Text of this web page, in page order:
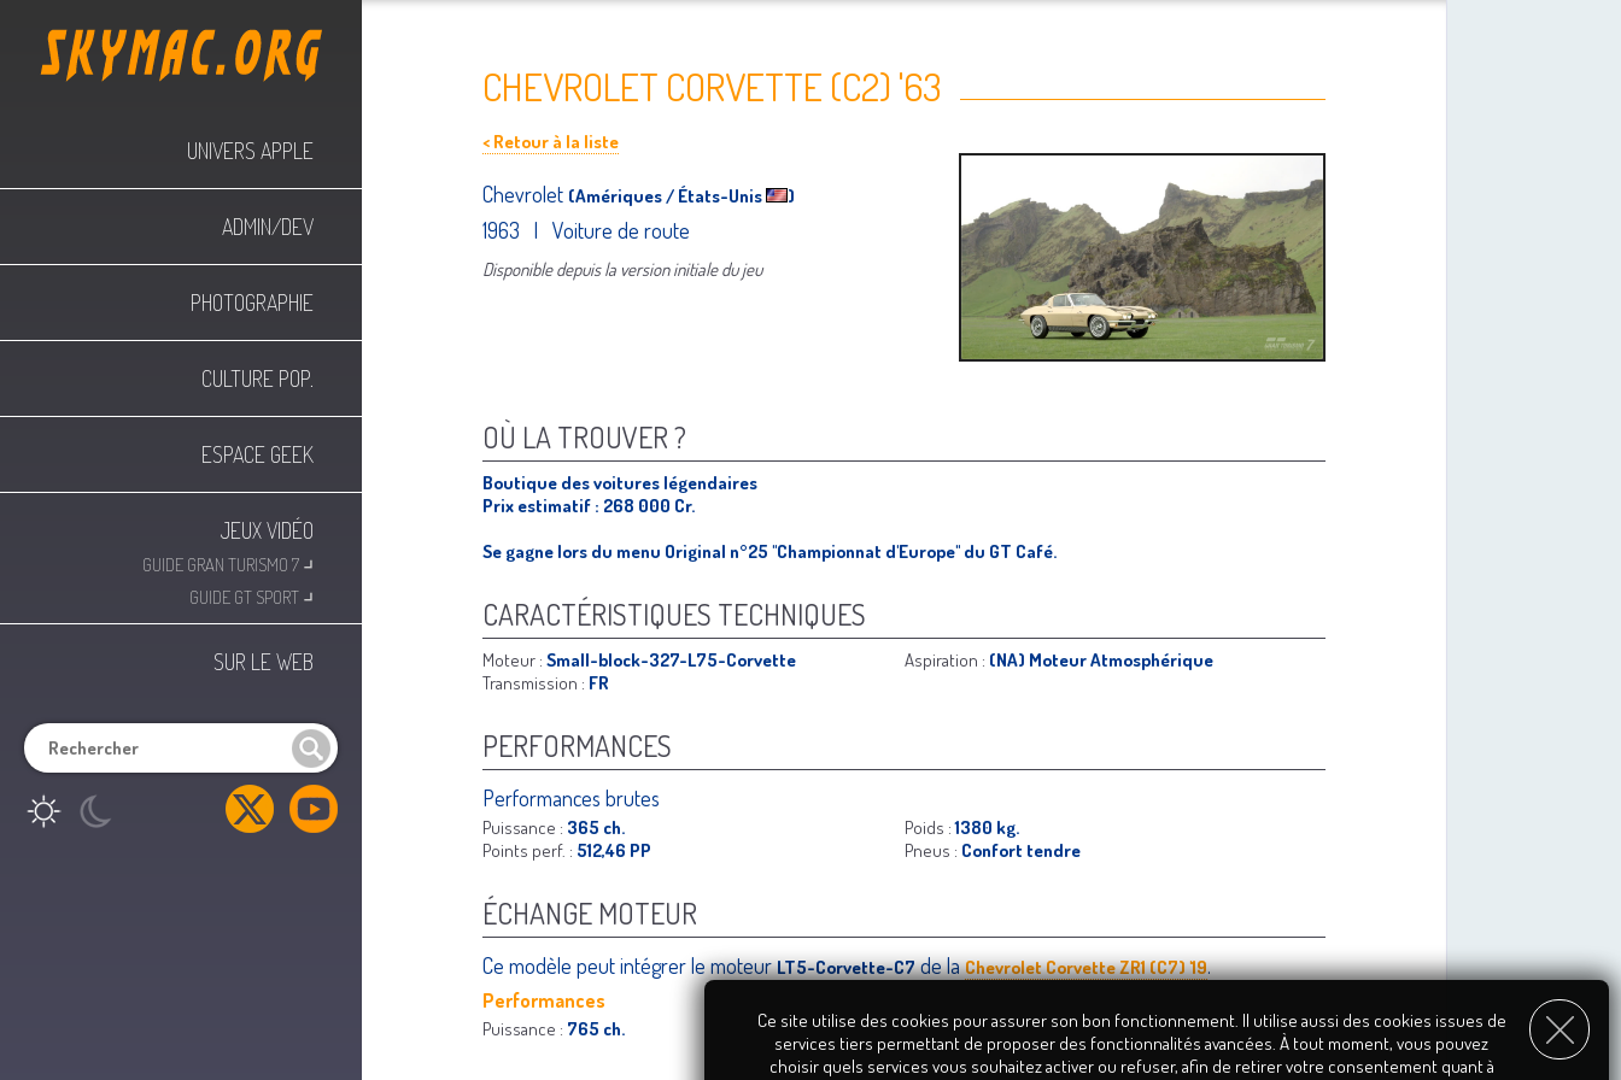
UNIVERS APPLE
ADMIN/DEV
PHOTOGRAPHIE
CULTURE POP.
ESPACE GEEK
JEUX VIDÉO
GUIDE GRAN TURISMO 7 ⌟
GUIDE GT SPORT ⌟
SUR LE WEB
CHEVROLET CORVETTE (C2) '63
< Retour à la liste
Chevrolet (Amériques / États-Unis )
1963 | Voiture de route
Disponible depuis la version initiale du jeu
OÙ LA TROUVER ?
Boutique des voitures légendaires
Prix estimatif : 268 000 Cr.
Se gagne lors du menu Original n°25 "Championnat d'Europe" du GT Café.
CARACTÉRISTIQUES TECHNIQUES
Moteur : Small-block-327-L75-Corvette Aspiration : (NA) Moteur Atmosphérique
Transmission : FR
PERFORMANCES
Performances brutes
Puissance : 365 ch. Poids :1380 kg.
Points perf. : 512,46 PP Pneus : Confort tendre
ÉCHANGE MOTEUR
Ce modèle peut intégrer le moteurLT5-Corvette-C7de laChevrolet Corvette ZR1 (C7) '19.
Performances
Puissance : 765 ch.
Ce site utilise des cookies pour assurer son bon fonctionnement. Il utilise aussi des cookies issues de
services tiers permettant de proposer des fonctionnalités avancées. À tout moment, vous pouvez
choisir quels services vous souhaitez activer ou refuser, afin de retirer votre consentement quant à